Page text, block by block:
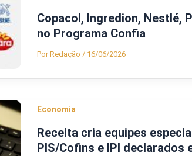
Copacol, Ingredion, Nestlé,
no Programa Confia
PorRedação / 16/06/2026
Economia
Receita cria equipes
PIS/Cofins e IPI declarados